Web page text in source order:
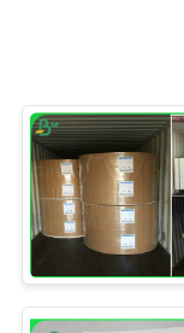
POLICY